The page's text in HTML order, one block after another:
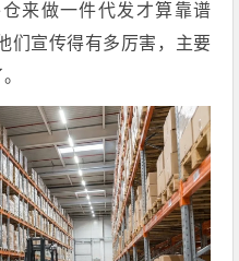
来做一件代发才算靠谱
们宣传得有多厉害，主要